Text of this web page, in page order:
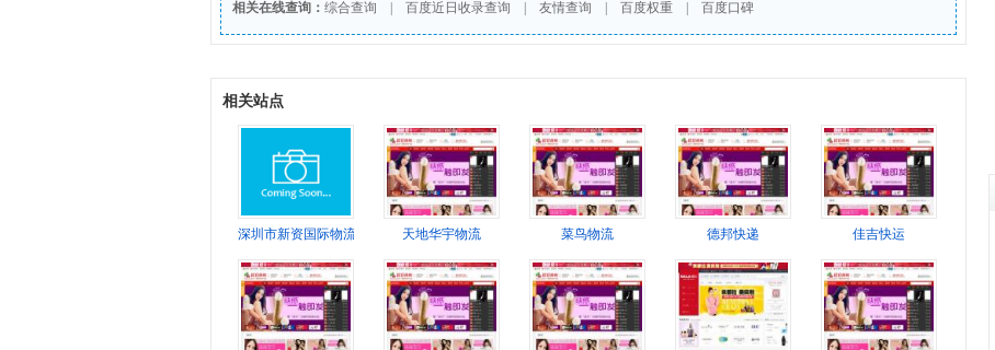
相关在线查询： 综合查询 百度近日收录查询 友情查询 百度权重 百度口碑
相关站点
深圳市新资国际物流公司 天地华宇物流 菜鸟物流 德邦快递 佳吉快运